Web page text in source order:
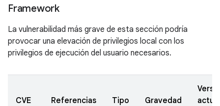
Framework
La vulnerabilidad más grave de esta sección podría
provocar una elevación de privilegios local con los
privilegios de ejecución del usuario necesarios.
CVE Referencias Tipo Gravedad